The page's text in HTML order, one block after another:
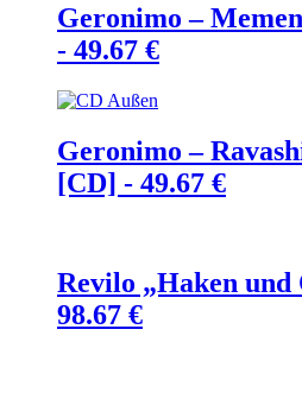
Geronimo –
- 49.67 €
Geronimo –
[CD] - 49.67 €
Revilo „Haken und
98.67 €